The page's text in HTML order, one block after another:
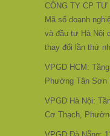
CÔNG TY CP
Mã số doanh
và đầu tư Hà Nội
thay đổi lần thứ
VPGD HCM:
Phường Tân Sơn
VPGD Hà Nội:
Cơ Thạch,